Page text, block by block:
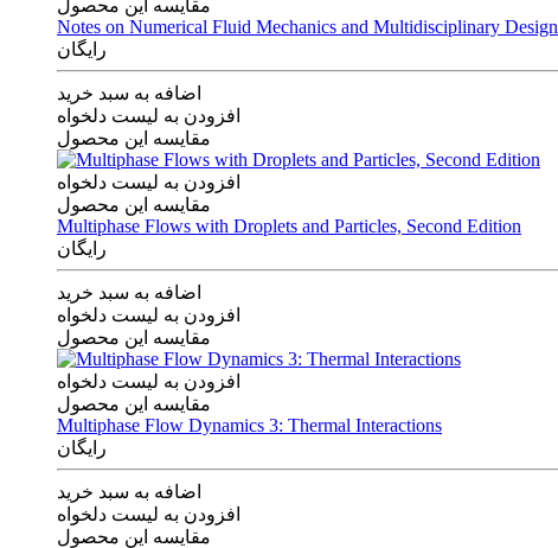
مقایسه این محصول
Notes on Numerical Fluid Mechanics and Multidisciplinary Design
رایگان
اضافه به سبد خرید
افزودن به لیست دلخواه
مقایسه این محصول
افزودن به لیست دلخواه
مقایسه این محصول
Multiphase Flows with Droplets and Particles, Second Edition
رایگان
اضافه به سبد خرید
افزودن به لیست دلخواه
مقایسه این محصول
افزودن به لیست دلخواه
مقایسه این محصول
Multiphase Flow Dynamics 3: Thermal Interactions
رایگان
اضافه به سبد خرید
افزودن به لیست دلخواه
مقایسه این محصول